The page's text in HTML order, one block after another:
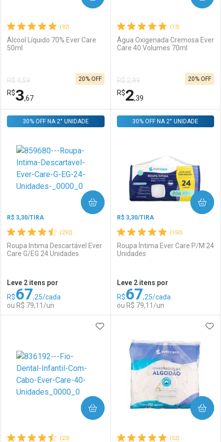
Comprar sem Desconto
Por R$ 10,39/cada
Comprar sem Desconto
Por R$ 10,39/cada
Comprar sem Desconto
Por R$ 4,81/cada
Comprar sem Desconto
Por R$ 4,81/cada
(92)
Álcool Líquido 70% Ever Care
50ml
R$ 4,59
R$3,67
20% OFF
Laboratório
Comprar sem Desconto
Por R$ 3,67/cada
Por Menos
Comprar sem Desconto
Por R$ 3,67/cada
(13)
Água Oxigenada Cremosa Ever
Care 40 Volumes 70ml
R$ 2,99
R$2,39
20% OFF
Comprar sem Desconto
Por R$ 2,39/cada
Comprar sem Desconto
Por R$ 2,39/cada
(292)
R$ 3,30/TIRA
Roupa Intima Descartável Ever
Care G/EG 24 Unidades
30% OFF NA 2° UNIDADE
Leve 2 itens por
R$67,25/cada
ou R$ 79,11/un
COMPRAR
Laboratório
Por Menos
(150)
R$ 3,30/TIRA
Roupa Íntima Ever Care P/M 24
Unidades
30% OFF NA 2° UNIDADE
Leve 2 itens por
R$67,25/cada
ou R$ 79,11/un
COMPRAR
Laboratório
Por Menos
(23)
ADICIONAR AOS FAVORITOS
COMPRAR
(52)
COMPRAR